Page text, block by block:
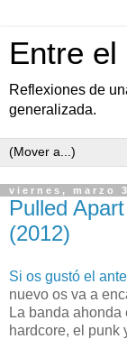
Entre
Reflexiones de
generalizada.
viernes, marzo
Pulled
(2012)
Si os gustó el
nuevo os va a
La banda ahonda
hardcore, el punk